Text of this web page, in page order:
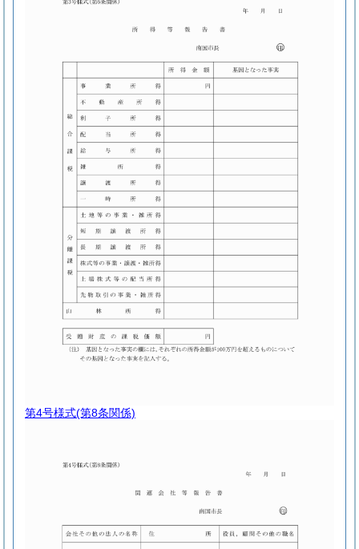
第4号様式(第8条関係)